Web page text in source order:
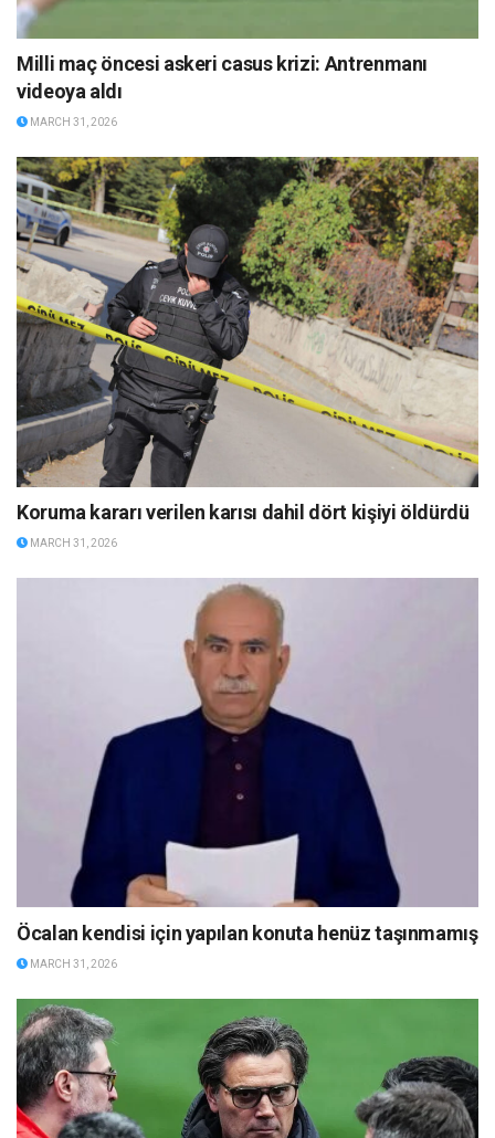
Milli maç öncesi askeri casus krizi: Antrenmanı
videoya aldı
MARCH 31, 2026
Koruma kararı verilen karısı dahil dört kişiyi öldürdü
MARCH 31, 2026
Öcalan kendisi için yapılan konuta henüz taşınmamış
MARCH 31, 2026